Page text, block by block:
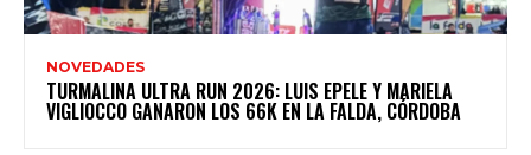
NOVEDADES
TURMALINA ULTRA RUN 2026: LUIS EPELE Y MARIELA
VIGLIOCCO GANARON LOS 66K EN LA FALDA, CÓRDOBA